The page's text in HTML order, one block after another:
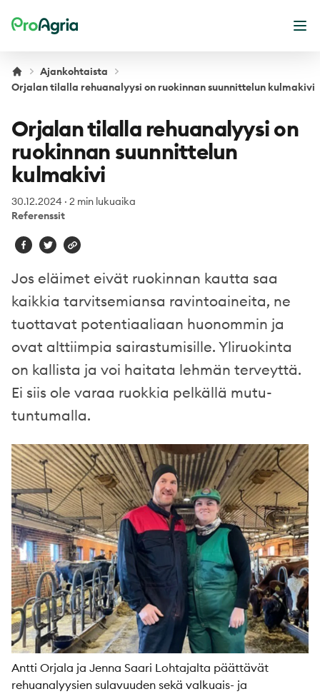
ProAgria
Ajankohtaista
Orjalan tilalla rehuanalyysi on ruokinnan suunnittelun kulmakivi
Orjalan tilalla rehuanalyysi on
ruokinnan suunnittelun
kulmakivi
30.12.2024 · 2 min lukuaika
Referenssit
Jos eläimet eivät ruokinnan kautta saa
kaikkia tarvitsemiansa ravintoaineita, ne
tuottavat potentiaaliaan huonommin ja
ovat alttiimpia sairastumisille. Yliruokinta
on kallista ja voi haitata lehmän terveyttä.
Ei siis ole varaa ruokkia pelkällä mutu-
tuntumalla.
Antti Orjala ja Jenna Saari Lohtajalta päättävät
rehuanalyysien sulavuuden sekä valkuais- ja